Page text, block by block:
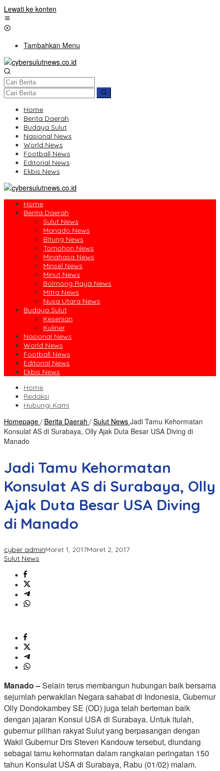
Lewati ke konten
Tambahkan Menu
Home
Berita Daerah
Budaya Sulut
Nasional News
World News
Football News
Editorial News
Ekbis News
Home
Berita Daerah
Sulut News
Manado News
Bitung News
Tomohon News
Minahasa News
Minsel News
Minut News
Bolmong Raya News
Mitra News
Nusa Utara News
Budaya Sulut
Kesenian
Kuliner
Nasional News
World News
Football News
Editorial News
Ekbis News
Home
Redaksi
Hubungi Kami
Homepage / Berita Daerah / Sulut News Jadi Tamu Kehormatan
Konsulat AS di Surabaya, Olly Ajak Duta Besar USA Diving di
Manado
Jadi Tamu Kehormatan
Konsulat AS di Surabaya, Olly
Ajak Duta Besar USA Diving
di Manado
cyber adminMaret 1, 2017Maret 2, 2017
Sulut News
Manado –Selain terus membangun hubungan baik bersama
sejumlah perwakilan Negara sahabat di Indonesia, Gubernur
Olly Dondokambey SE (OD) juga telah berteman baik
dengan jajaran Konsul USA di Surabaya. Untuk itulah,
gubernur pilihan rakyat Sulut yang berpasangan dengan
Wakil Gubernur Drs Steven Kandouw tersebut, diundang
sebagai tamu kehormatan dalam rangkaian peringatan 150
tahun Konsulat USA di Surabaya, Rabu (01/02) malam.